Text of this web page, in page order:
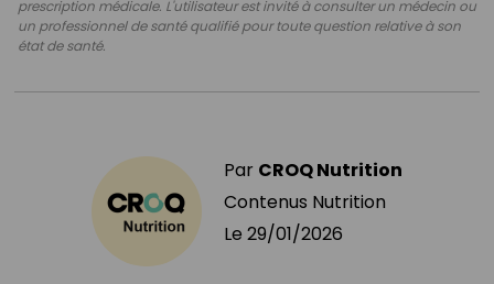
prescription médicale. L'utilisateur est invité à consulter un médecin ou
un professionnel de santé qualifié pour toute question relative à son
état de santé.
Par CROQ Nutrition
Contenus Nutrition
Le 29/01/2026